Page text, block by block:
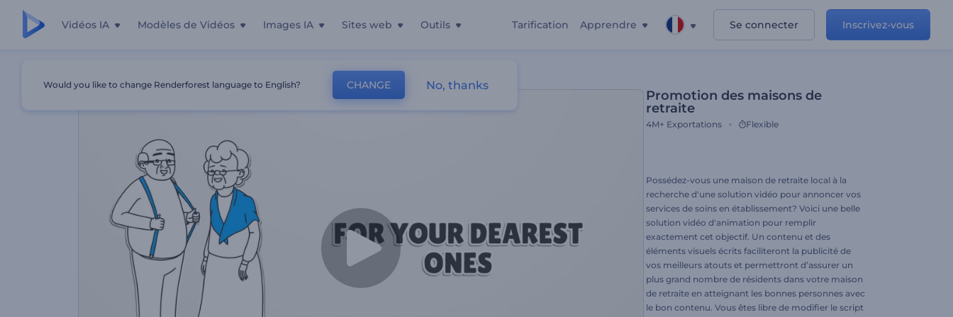
Vidéos IA Modèles de Vidéos Images IA Sites web Outils Tarification Apprendre Se connecter Inscrivez-vous
Promotion des maisons de
retraite
4M+ Exportations Flexible
Possédez-vous une maison de retraite local à la
recherche d'une solution vidéo pour annoncer vos
services de soins en établissement? Voici une belle
solution vidéo d'animation pour remplir
exactement cet objectif. Un contenu et des
éléments visuels écrits faciliteront la publicité de
vos meilleurs atouts et permettront d’assurer un
plus grand nombre de résidents dans votre maison
de retraite en atteignant les bonnes personnes avec
le bon contenu. Vous êtes libre de modifier le script
Would you like to change Renderforest language to English? CHANGE No, thanks